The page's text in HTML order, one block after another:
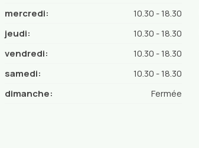
mercredi:
10.30 - 18.30
jeudi:
10.30 - 18.30
vendredi:
10.30 - 18.30
samedi:
10.30 - 18.30
dimanche:
Fermée